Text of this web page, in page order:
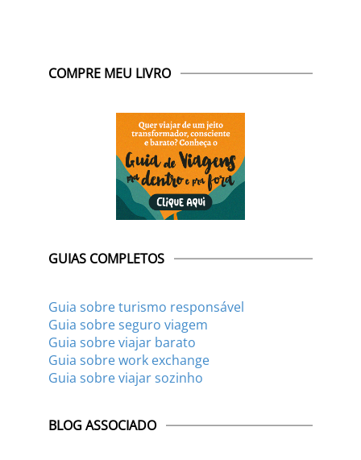
COMPRE MEU LIVRO
GUIAS COMPLETOS
Guia sobre turismo responsável
Guia sobre seguro viagem
Guia sobre viajar barato
Guia sobre work exchange
Guia sobre viajar sozinho
BLOG ASSOCIADO